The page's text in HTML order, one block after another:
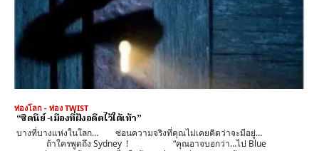
ท่องโลก - ท่อง TWIST
“ซิดนีย์ -เมืองที่ฝังอดีตไว้ใต้เท้า”
บางที่บางแห่งในโลก… ซ่อนความจริงที่คุณไม่เคยคิดว่าจะมีอยู่…
ถ้าใครพูดถึง Sydney ! “คุณอาจบอกว่า…ไป Blue